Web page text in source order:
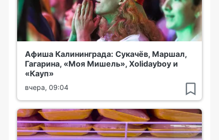
Афиша Калининграда: Сукачёв, Маршал,
Гагарина, «Моя Мишель», Xolidayboy и
«Кауп»
вчера, 09:04